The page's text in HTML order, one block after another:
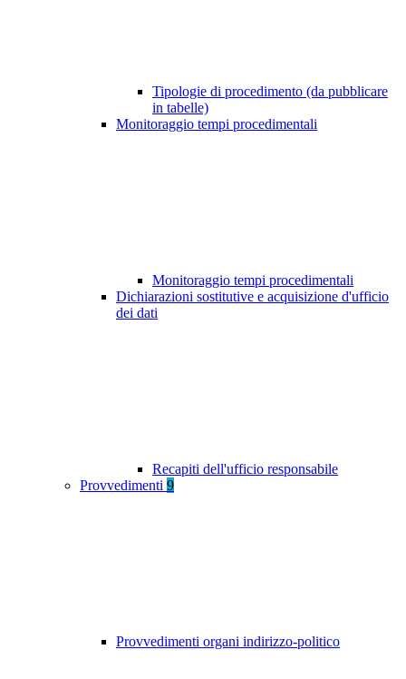
Tipologie di procedimento (da pubblicare
in tabelle)
Monitoraggio tempi procedimentali
Monitoraggio tempi procedimentali
Dichiarazioni sostitutive e acquisizione d'ufficio
dei dati
Recapiti dell'ufficio responsabile
Provvedimenti 9
Provvedimenti organi indirizzo-politico